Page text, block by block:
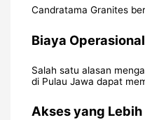
Candratama Granites
Biaya
Salah satu alasan
di Pulau Jawa dapat
Akses yang